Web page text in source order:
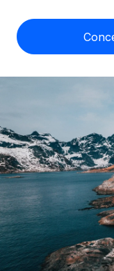
cumpliendo la
Externaliza
Conexión
Integra los
Plataforma
Compáranos
Soluciones
empresas en
Mediana
Amplía tu
Empresa
RR. HH.
cualquier país.
APRENDIZAJE
Guías y recursos
Casos prácticos
Glosario de RR.
Listas de
English
Nederlands
Deutsch
Español
Italiano
Português